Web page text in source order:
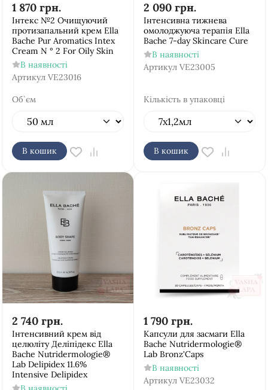
1 870 грн.
Інтекс №2 Очищуючий
протизапальний крем Ella
Bache Pur Aromatics Intex
Cream N ° 2 For Oily Skin
В наявності
Артикул VE23016
Об`єм
В кошик
2 090 грн.
Інтенсивна тижнева
омолоджуюча терапія Ella
Bache 7-day Skincare Cure
В наявності
Артикул VE23005
Кількість в упаковці
В кошик
2 740 грн.
Інтенсивний крем від
целюліту Деліпідекс Ella
Bache Nutridermologie®
Lab Delipidex 11.6%
Intensive Delipidex
1 790 грн.
Капсули для засмаги Ella
Bache Nutridermologie®
Lab Bronz'Cаps
В наявності
Артикул VE23032